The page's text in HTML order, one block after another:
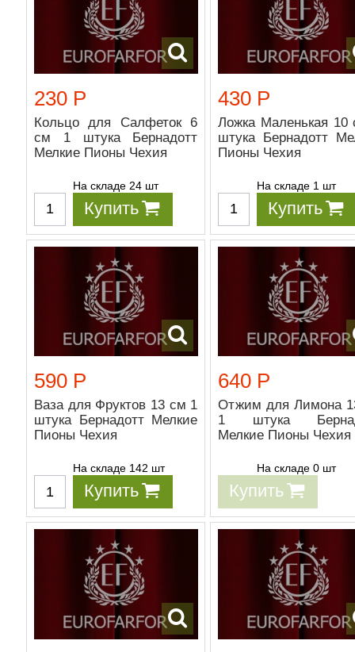
230 Р
Кольцо для Салфеток 6
см 1 штука Бернадотт
Мелкие Пионы Чехия
На складе 24 шт
Купить
430 Р
Ложка Маленькая 10
штука Бернадотт
Пионы Чехия
На складе 1 шт
Купить
590 Р
Ваза для Фруктов 13 см 1
штука Бернадотт Мелкие
Пионы Чехия
На складе 142 шт
Купить
640 Р
Отжим для Лимона
1 штука
Мелкие Пионы Чехия
На складе 0 шт
Купить